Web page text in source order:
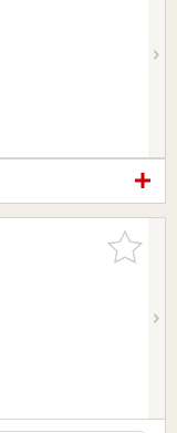
お気に入
りに追加